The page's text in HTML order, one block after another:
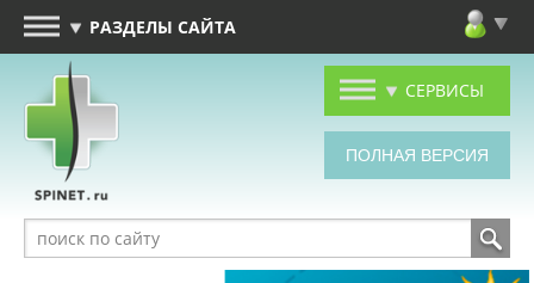
РАЗДЕЛЫ САЙТА
СЕРВИСЫ